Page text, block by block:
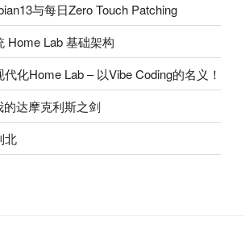
与每日Zero Touch Patching
Home Lab 基础架构
化Home Lab – 以Vibe Coding的名义！
达摩克利斯之剑
北